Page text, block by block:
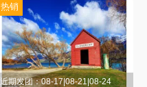
热销
近期发团：08-17|08-21|08-24